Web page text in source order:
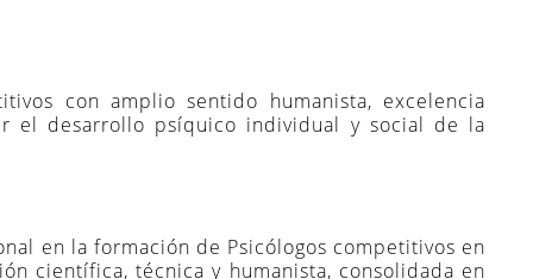
con amplio sentido humanista, excelencia
el desarrollo psíquico individual y social de la
en la formación de Psicólogos competitivos en
científica, técnica y humanista, consolidada en
de cambio de
los siguientes
Físicas y